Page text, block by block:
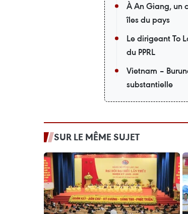
À An Giang, un
îles du pays
Le dirigeant To
du PPRL
Vietnam –
substantielle
SUR LE MÊME SUJET